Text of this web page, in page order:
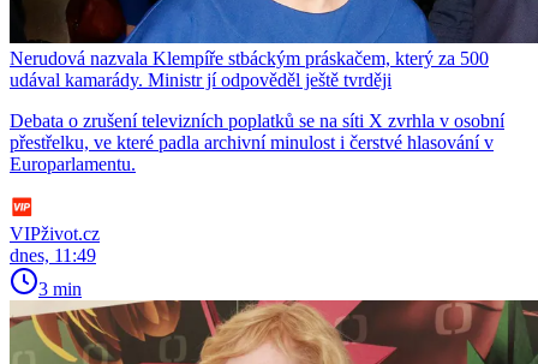
Nerudová nazvala Klempíře stbáckým práskačem, který za 500
udával kamarády. Ministr jí odpověděl ještě tvrději
Debata o zrušení televizních poplatků se na síti X zvrhla v osobní
přestřelku, ve které padla archivní minulost i čerstvé hlasování v
Europarlamentu.
VIPživot.cz
dnes, 11:49
3 min